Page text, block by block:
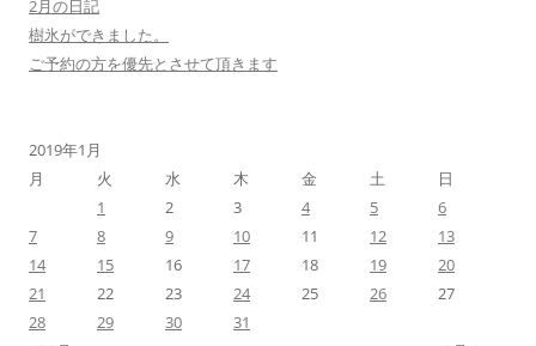
2月の日記
樹氷ができました。
ご予約の方を優先とさせて頂きます
2019年1月
月
火 水 木 金 土
日
1
2 3 4 5
6
7
8 9 10 11 12
13
14
15 16 17 18 19
20
21
22 23 24 25 26
27
28
29 30
31